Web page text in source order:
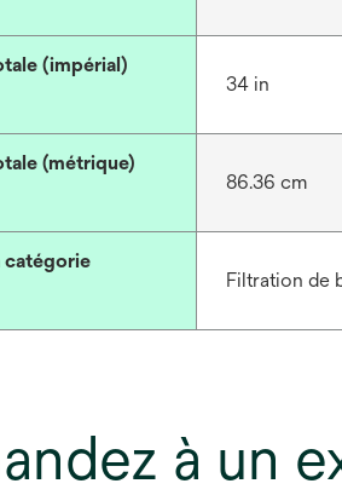
(impérial)
34 in
(métrique)
86.36 cm
catégorie
Filtration de
à un